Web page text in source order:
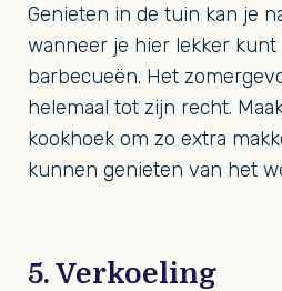
Genieten in de tuin kan je
wanneer je hier lekker kunt
barbecueën. Het
helemaal tot zijn recht.
kookhoek om zo extra
kunnen genieten van het
5. Verkoeling